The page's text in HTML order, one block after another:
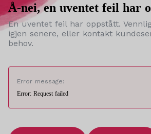
Å-nei, en uventet feil har
En uventet feil har oppstått.
igjen senere, eller kontakt
behov.
Error message:
Error: Request failed